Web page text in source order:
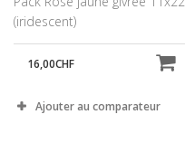
(iridescent)
16,00CHF
Ajouter au comparateur